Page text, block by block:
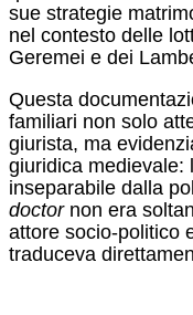
sue strategie
nel contesto delle
Geremei e dei
Questa
familiari non solo
giurista, ma
giuridica medievale:
inseparabile dalla
doctornon era
attore socio-politico
traduceva